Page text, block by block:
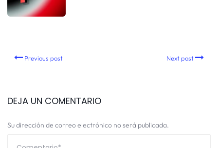
Previous post Next post
DEJA UN COMENTARIO
Su dirección de correo electrónico no será publicada.